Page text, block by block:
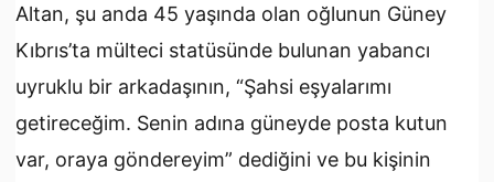
Altan, şu anda 45 yaşında olan oğlunun Güney
Kıbrıs’ta mülteci statüsünde bulunan yabancı
uyruklu bir arkadaşının, “Şahsi eşyalarımı
getireceğim. Senin adına güneyde posta kutun
var, oraya göndereyim” dediğini ve bu kişinin